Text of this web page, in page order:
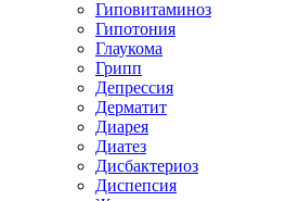
Гиповитаминоз
Гипотония
Глаукома
Грипп
Депрессия
Дерматит
Диарея
Диатез
Дисбактериоз
Диспепсия